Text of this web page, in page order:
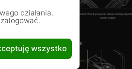
działania.
wszystko